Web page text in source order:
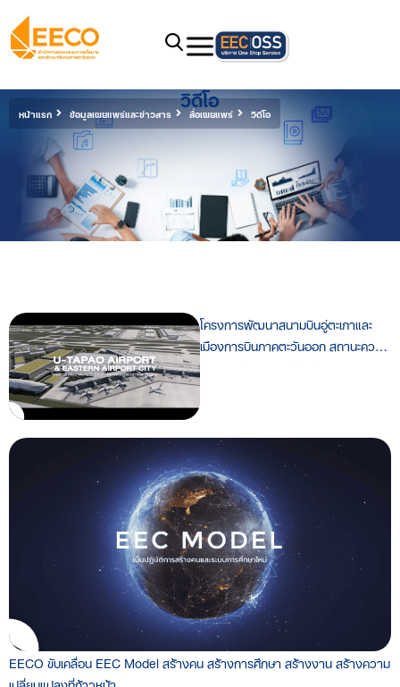
หน้าแรก ข้อมูลเผยแพร่และข่าวสาร สื่อเผยแพร่ วิดีโอ
วิดีโอ
โครงการพัฒนาสนามบินอู่ตะเภาและ
เมืองการบินภาคตะวันออก สถานะความ
EECO ขับเคลื่อน EEC Model สร้างคน สร้างการศึกษา สร้างงาน สร้างความ